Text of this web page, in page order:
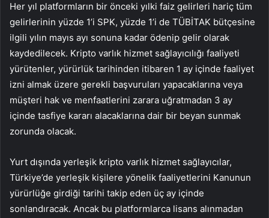
Her yıl platformların bir ön­ceki yılki faiz gelirleri hariç tüm
gelirlerinin yüzde 1’i SPK, yüz­de 1’i de TÜBİTAK bütçesine
il­gili yılın mayıs ayı sonuna kadar ödenip gelir olarak
kaydedile­cek. Kripto varlık hizmet sağla­yıcılığı faaliyeti
yürütenler, yü­rürlük tarihinden itibaren 1 ay içinde faaliyet
izni almak üzere gerekli başvuruları yapacakları­na veya
müşteri hak ve menfa­atlerini zarara uğratmadan 3 ay
içinde tasfiye kararı alacakları­na dair bir beyan sunmak
zorun­da olacak.
Yurt dışında yerleşik kripto varlık hizmet sağlayıcılar,
Türkiye’de yerleşik kişilere yö­nelik faaliyetlerini Kanunun
yü­rürlüğe girdiği tarihi takip eden üç ay içinde
sonlandıracak. An­cak bu platformlarca lisans alın­madan